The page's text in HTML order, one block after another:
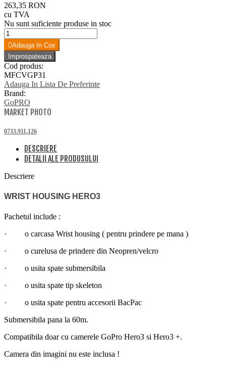
263,35 RON
cu TVA
Nu sunt suficiente produse in stoc
Adauga In Cos
Cod produs:
MFCVGP31
Adauga In Lista De Preferinte
Brand:
GoPRO
MARKET PHOTO
0733.911.126
DESCRIERE
DETALII ALE PRODUSULUI
Descriere
WRIST HOUSING HERO3
Pachetul include :
· o carcasa Wrist housing ( pentru prindere pe mana )
· o curelusa de prindere din Neopren/velcro
· o usita spate submersibila
· o usita spate tip skeleton
· o usita spate pentru accesorii BacPac
Submersibila pana la 60m.
Compatibila doar cu camerele GoPro Hero3 si Hero3 +.
Camera din imagini nu este inclusa !